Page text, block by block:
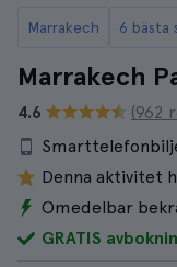
Marrakech
Marrakech
4.6
(962
Denna aktivitet
Omedelbar
GRATIS